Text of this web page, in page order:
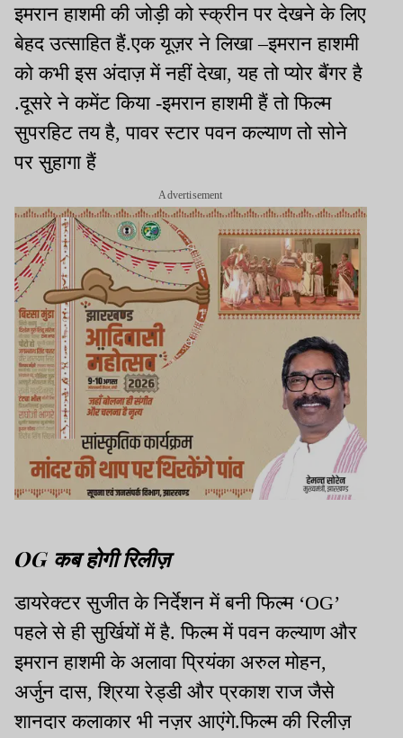
इमरान हाशमी की जोड़ी को स्क्रीन पर देखने के लिए
बेहद उत्साहित हैं.एक यूज़र ने लिखा –इमरान हाशमी
को कभी इस अंदाज़ में नहीं देखा, यह तो प्योर बैंगर है
.दूसरे ने कमेंट किया -इमरान हाशमी हैं तो फिल्म
सुपरहिट तय है, पावर स्टार पवन कल्याण तो सोने
पर सुहागा हैं
Advertisement
OG कब होगी रिलीज़
डायरेक्टर सुजीत के निर्देशन में बनी फिल्म ‘OG’
पहले से ही सुर्खियों में है. फिल्म में पवन कल्याण और
इमरान हाशमी के अलावा प्रियंका अरुल मोहन,
अर्जुन दास, श्रिया रेड्डी और प्रकाश राज जैसे
शानदार कलाकार भी नज़र आएंगे.फिल्म की रिलीज़